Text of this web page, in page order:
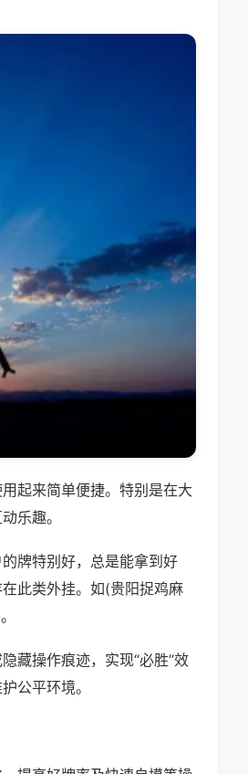
起来简单便捷。特别是在大
乐趣。
牌特别好，总是能拿到好
此类外挂。如(贵阳捉鸡麻
藏操作痕迹，实现“必胜”效
公平环境。